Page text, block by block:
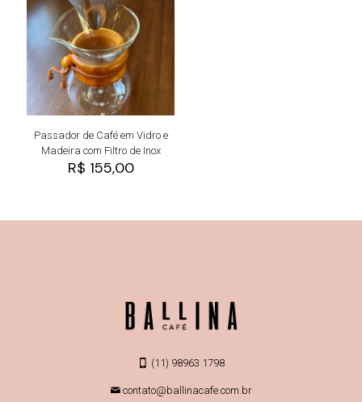
Passador de Café em Vidro e
Madeira com Filtro de Inox
R$ 155,00
(11) 98963 1798
contato@ballinacafe.com.br